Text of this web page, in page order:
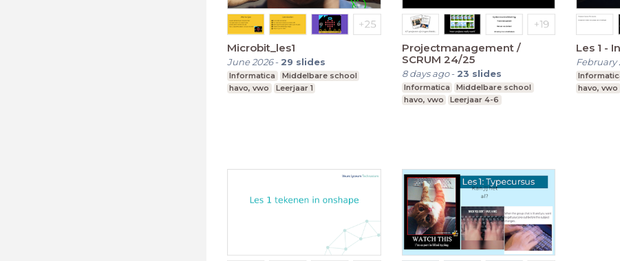
Microbit_les1
June 2026- 29 slides
Informatica
Middelbare school
havo, vwo
Leerjaar 1
Projectmanagement /
SCRUM 24/25
8 days ago- 23 slides
Informatica
Middelbare school
havo, vwo
Leerjaar 4-6
Les 1 -
February
havo, vwo